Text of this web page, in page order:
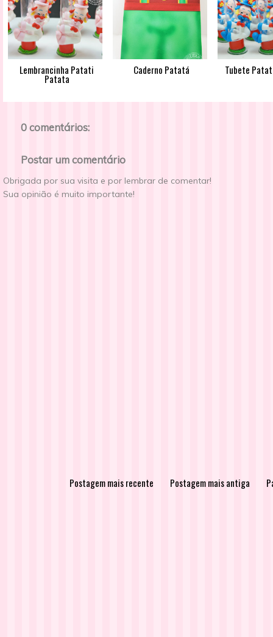
Lembrancinha Patati
Patata
Caderno Patatá Tubete
0 comentários:
Postar um comentário
Obrigada por sua visita e por lembrar de comentar!
Sua opinião é muito importante!
Postagem mais recente Postagem mais antiga